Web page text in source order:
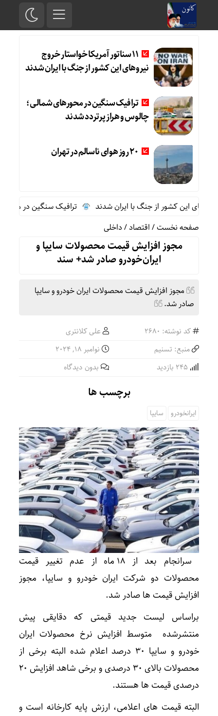
11 سناتور آمریکا خواستار خروج
نیروهای این کشور از جنگ با ایران شدند
ترافیک سنگین در محورهای شمالی؛
چالوس و هراز پرتردد شدند
20 روز هوای ناسالم در تهران
ترافیک سنگین در محورهای
صفحه نخست/اقتصاد/داخلی
مجوز افزایش قیمت محصولات سایپا و
ایران‌خودرو صادر شد+ سند
مجوز افزایش قیمت محصولات ایران خودرو و سایپا
صادر شد.
کد نوشته: 2680
علی کلانتری
منبع: تسنیم
نوامبر 18, 2024
بدون دیدگاه
برچسب ها
ایرانخودرو سایپا
سرانجام بعد از 18 ماه از عدم تغییر قیمت
محصولات دو‌ شرکت ایران خودرو و سایپا، مجوز
افزایش قیمت ها صادر شد.
براساس لیست جدید قیمتی که دقایقی پیش
منتشرشده متوسط افزایش نرخ محصولات ایران
خودرو و سایپا 30 درصد اعلام شده البته برخی از
محصولات بالای 30 درصدی و برخی شاهد افزایش 20
درصدی قیمت ها هستند.
البته قیمت های اعلامی، ارزش پایه کارخانه است و